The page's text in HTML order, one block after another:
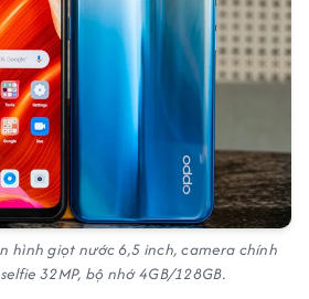
hình giọt nước 6,5 inch, camera chính
32MP, bộ nhớ 4GB/128GB.